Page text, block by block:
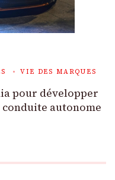
VIE DES MARQUES
pour développer
autonome